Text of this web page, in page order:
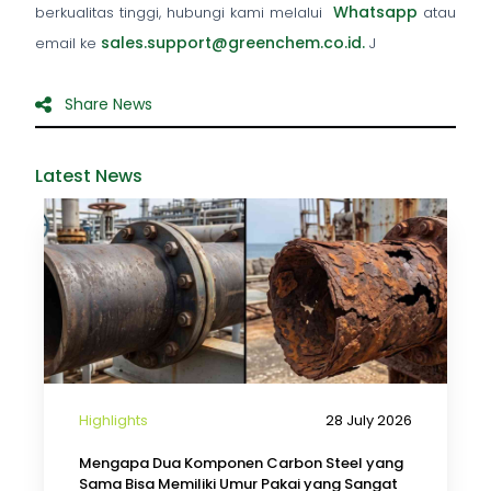
berkualitas tinggi, hubungi kami melalui Whatsapp atau
email ke sales.support@greenchem.co.id. J
Share News
Latest News
Highlights 28 July 2026
Mengapa Dua Komponen Carbon Steel yang
Sama Bisa Memiliki Umur Pakai yang Sangat